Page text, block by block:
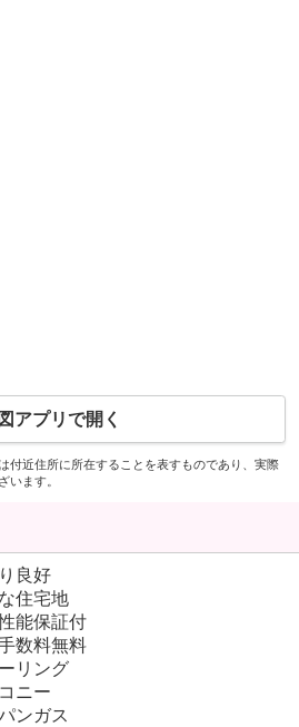
アプリで開く
付近住所に所在することを表すものであり、実際
います。
良好
住宅地
能保証付
数料無料
リング
ニー
ンガス